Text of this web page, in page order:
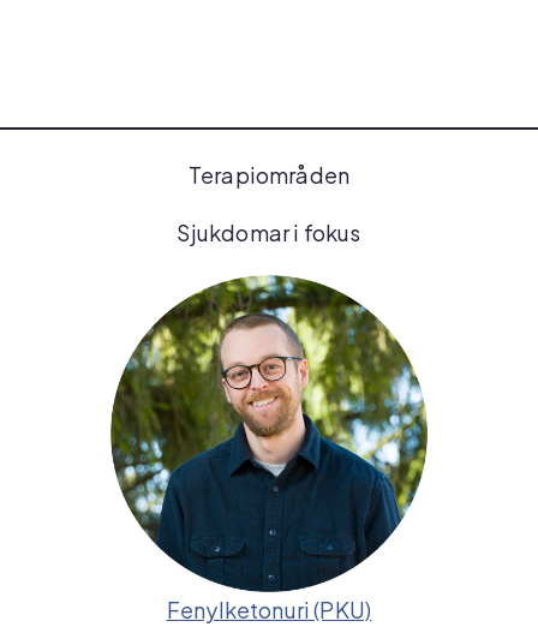
Terapiområden
Sjukdomar i fokus
Fenylketonuri (PKU)